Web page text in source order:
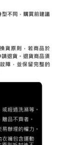
之同意方可使用
，本公司不負相關責
用戶狀況，依本公司即
，本公司將視審查結果
發現惡意使用之情形，